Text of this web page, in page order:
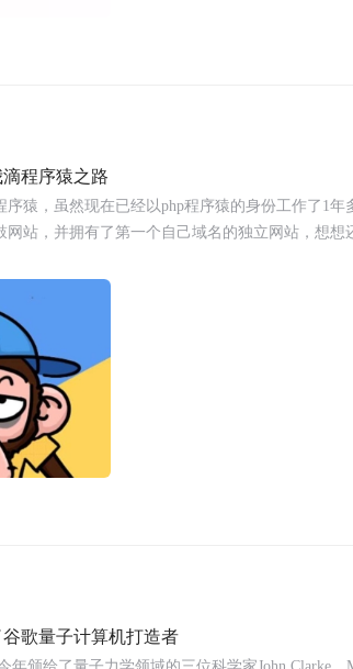
程序猿之路
猿，虽然现在已经以php程序猿的身份工作了1
网站，并拥有了第一个自己域名的独立网站，想想
歌量子计算机打造者